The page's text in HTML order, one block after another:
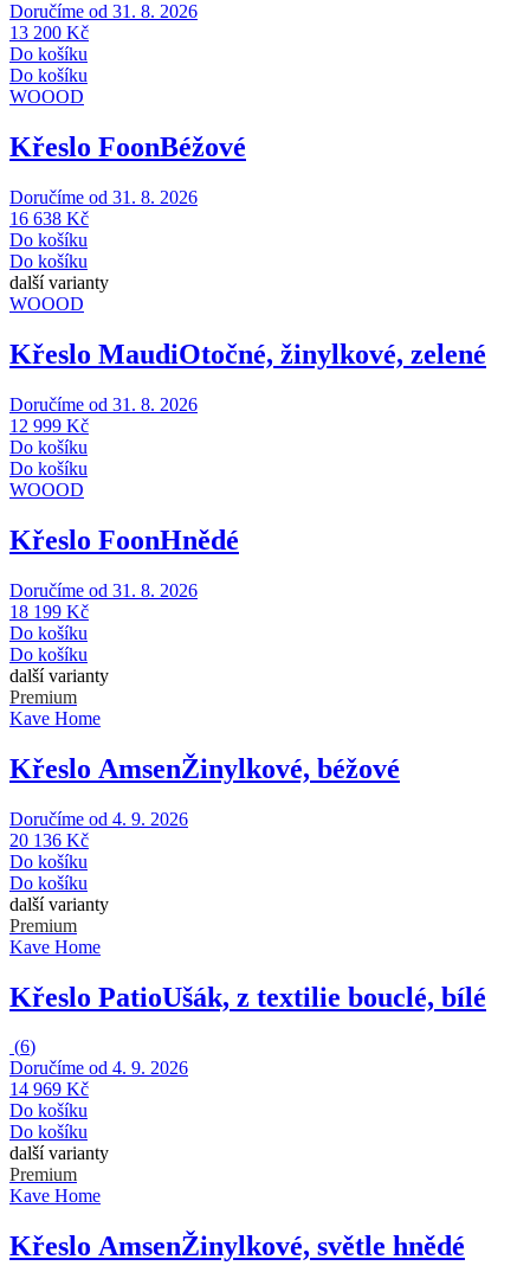
Doručíme od 31. 8. 2026
13 200 Kč
Do košíku
Do košíku
WOOOD
Křeslo FoonBéžové
Doručíme od 31. 8. 2026
16 638 Kč
Do košíku
Do košíku
další varianty
WOOOD
Křeslo MaudiOtočné, žinylkové, zelené
Doručíme od 31. 8. 2026
12 999 Kč
Do košíku
Do košíku
WOOOD
Křeslo FoonHnědé
Doručíme od 31. 8. 2026
18 199 Kč
Do košíku
Do košíku
další varianty
Premium
Kave Home
Křeslo AmsenŽinylkové, béžové
Doručíme od 4. 9. 2026
20 136 Kč
Do košíku
Do košíku
další varianty
Premium
Kave Home
Křeslo PatioUšák, z textilie bouclé, bílé
(6)
Doručíme od 4. 9. 2026
14 969 Kč
Do košíku
Do košíku
další varianty
Premium
Kave Home
Křeslo AmsenŽinylkové, světle hnědé